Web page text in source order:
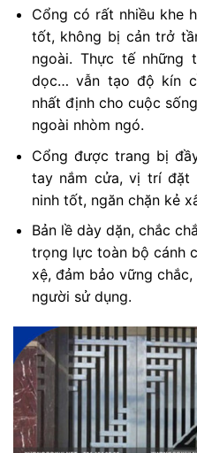
Cổng có rất nhiều khe
tốt, không bị cản trở
ngoài. Thực tế những
dọc… vẫn tạo độ kín
nhất định cho cuộc
ngoài nhòm ngó.
Cổng được trang bị
tay nắm cửa, vị trí đặt
ninh tốt, ngăn chặn kẻ
Bản lề dày dặn, chắc
trọng lực toàn bộ cánh
xệ, đảm bảo vững
người sử dụng.